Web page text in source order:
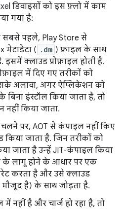
डिवाइसों को इस फ़्लो में काम
गया है:
सबसे पहले, Play Store से
मेटाडेटा ( .dm ) फ़ाइल के साथ
इसमें क्लाउड प्रोफ़ाइल होती है.
में दिए गए तरीकों को
अलावा, अगर ऐप्लिकेशन को
बिना इंस्टॉल किया जाता है, तो
किया जाता.
पर, AOT से कंपाइल नहीं किए
किया जाता है. जिन तरीकों को
जाता है उन्हें JIT-कंपाइल किया
के लागू होने के आधार पर एक
करता है और उसे क्लाउड
मौजूद है) के साथ जोड़ता है.
नहीं है और चार्ज हो रहा है, तो